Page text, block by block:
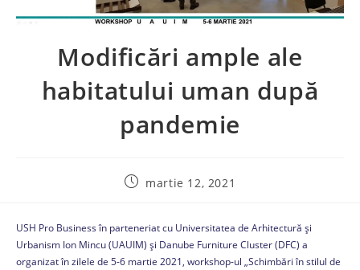
Modificări ample ale
habitatului uman după
pandemie
martie 12, 2021
USH Pro Business în parteneriat cu Universitatea de Arhitectură și
Urbanism Ion Mincu (UAUIM) și Danube Furniture Cluster (DFC) a
organizat în zilele de 5-6 martie 2021, workshop-ul „Schimbări în stilul de